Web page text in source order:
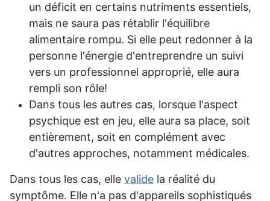
un déficit en certains nutriments essentiels,
mais ne saura pas rétablir l'équilibre
alimentaire rompu. Si elle peut redonner à la
personne l'énergie d'entreprendre un suivi
vers un professionnel approprié, elle aura
rempli son rôle!
Dans tous les autres cas, lorsque l'aspect
psychique est en jeu, elle aura sa place, soit
entièrement, soit en complément avec
d'autres approches, notamment médicales.
Dans tous les cas, elle valide la réalité du
symptôme. Elle n'a pas d'appareils sophistiqués